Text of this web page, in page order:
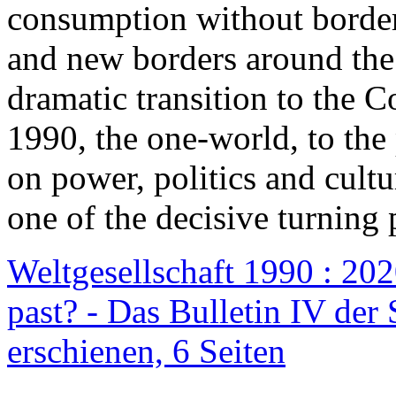
consumption without
and new borders around
dramatic transition to the
1990, the one-world, to the
on power, politics and
one of the decisive turning
Weltgesellschaft 1990 :
past? - Das Bulletin IV der
erschienen, 6 Seiten